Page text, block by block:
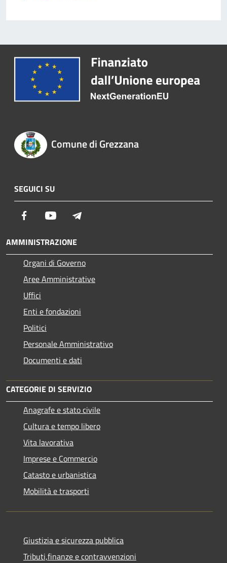
Comune di Grezzana
SEGUICI SU
Facebook Youtube
AMMINISTRAZIONE
Organi di Governo
Aree Amministrative
Uffici
Enti e fondazioni
Politici
Personale Amministrativo
Documenti e dati
CATEGORIE DI SERVIZIO
Anagrafe e stato civile
Cultura e tempo libero
Vita lavorativa
Imprese e Commercio
Catasto e urbanistica
Mobilità e trasporti
Giustizia e sicurezza pubblica
Tributi,finanze e contravvenzioni